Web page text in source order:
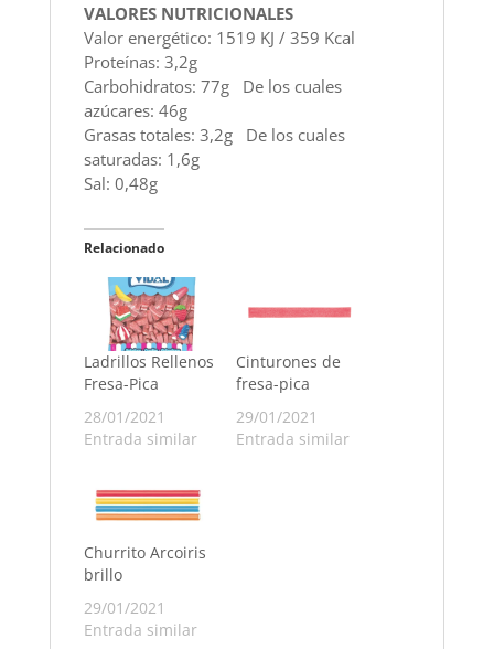
VALORES NUTRICIONALES
Valor energético: 1519 KJ / 359 Kcal
Proteínas: 3,2g
Carbohidratos: 77g De los cuales
azúcares: 46g
Grasas totales: 3,2g De los cuales
saturadas: 1,6g
Sal: 0,48g
Relacionado
Ladrillos Rellenos
Fresa-Pica
28/01/2021
Entrada similar
Cinturones de
fresa-pica
29/01/2021
Entrada similar
Churrito Arcoiris
brillo
29/01/2021
Entrada similar